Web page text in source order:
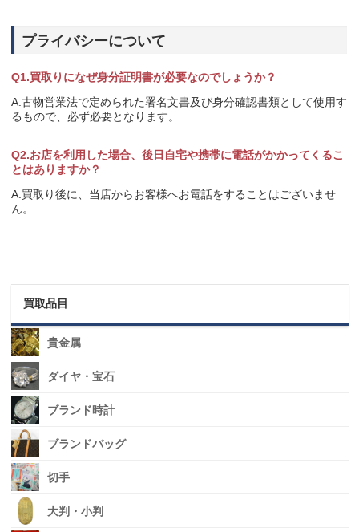
プライバシーについて
Q1.買取りになぜ身分証明書が必要なのでしょうか？
A.古物営業法で定められた署名文書及び身分確認書類として使用す
るもので、必ず必要となります。
Q2.お店を利用した場合、後日自宅や携帯に電話がかかってくるこ
とはありますか？
A.買取り後に、当店からお客様へお電話をすることはございませ
ん。
買取品目
貴金属
ダイヤ・宝石
ブランド時計
ブランドバッグ
切手
大判・小判